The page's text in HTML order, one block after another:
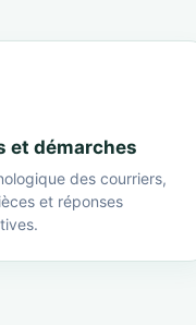
et démarches
des courriers,
et réponses